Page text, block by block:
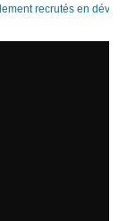
recrutés en